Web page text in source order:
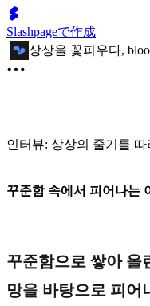
Slashpageで作成
상상을 꽃피우다,
인터뷰: 상상의 줄기를 따
꾸준함 속에서 피어나는
꾸준함으로 쌓아 올
망을 바탕으로 피어